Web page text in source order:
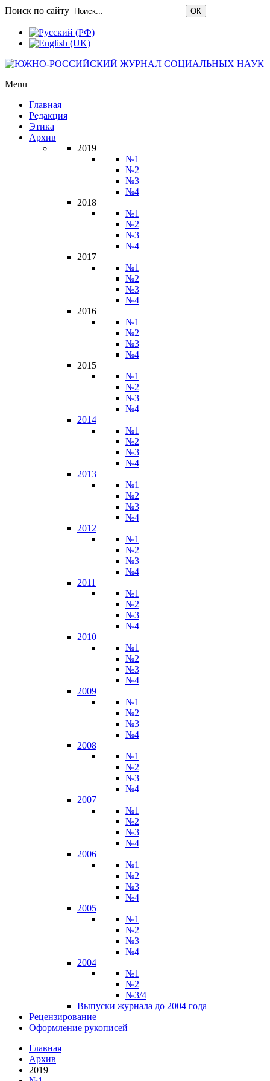
Поиск по сайту ОК
Menu
Главная
Редакция
Этика
Архив
2019
№1
№2
№3
№4
2018
№1
№2
№3
№4
2017
№1
№2
№3
№4
2016
№1
№2
№3
№4
2015
№1
№2
№3
№4
2014
№1
№2
№3
№4
2013
№1
№2
№3
№4
2012
№1
№2
№3
№4
2011
№1
№2
№3
№4
2010
№1
№2
№3
№4
2009
№1
№2
№3
№4
2008
№1
№2
№3
№4
2007
№1
№2
№3
№4
2006
№1
№2
№3
№4
2005
№1
№2
№3
№4
2004
№1
№2
№3/4
Выпуски журнала до 2004 года
Рецензирование
Оформление рукописей
Главная
Архив
2019